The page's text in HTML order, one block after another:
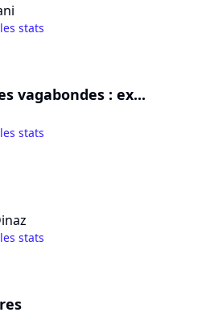
stats
vagabondes : ex...
stats
stats